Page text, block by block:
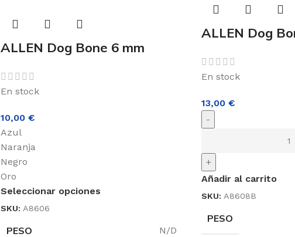
ALLEN Dog Bone 6 mm
En stock
10,00 €
Azul
Naranja
Negro
Oro
Seleccionar opciones
SKU: A8606
PESO N/D
ALLEN Dog
En stock
13,00 €
-
+
Añadir al carrito
SKU: A8608B
PESO